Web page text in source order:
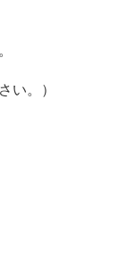
い。）